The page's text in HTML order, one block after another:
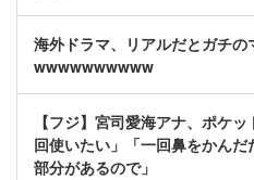
海外ドラマ、リアルだとガチ
wwwwwwwwww
【フジ】宮司愛海アナ、ポケ
回使いたい」「一回鼻をかん
部分があるので」